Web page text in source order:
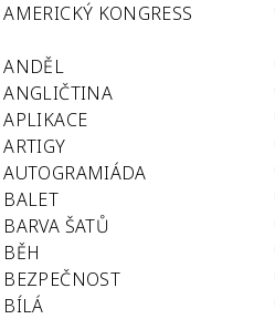
AMERICKÝ KONGRESS
ANDĚL
ANGLIČTINA
APLIKACE
ARTIGY
AUTOGRAMIÁDA
BALET
BARVA ŠATŮ
BĚH
BEZPEČNOST
BÍLÁ